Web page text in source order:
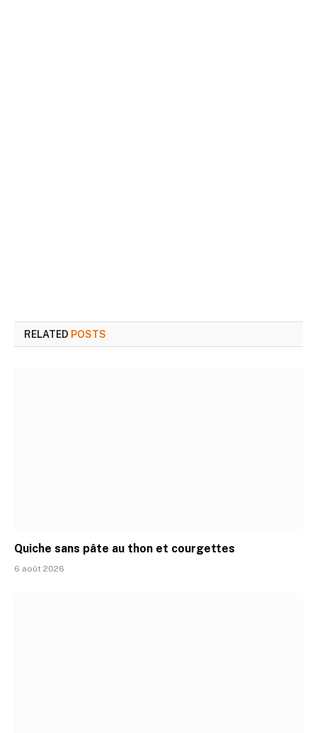
RELATED POSTS
Quiche sans pâte au thon et courgettes
6 août 2026